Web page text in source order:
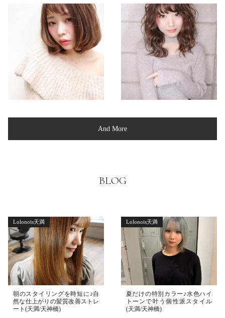
And More
BLOG
朝のスタイリングを時短に♪自
然な仕上がりの髪質改善ストレ
ート(天満/天神橋)
Lolonois天満
夏だけの特別カラー♪水色ハイ
トーンで叶う個性派スタイル
(天満/天神橋)
Lolonois天満